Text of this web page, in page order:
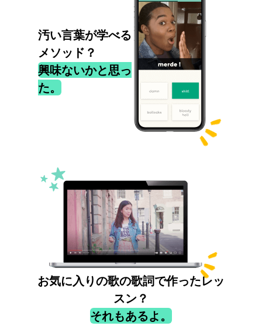
汚い言葉が学べる
メソッド？
興味ないかと思っ
た。
お気に入りの歌の歌詞で作ったレッ
スン？
それもあるよ。